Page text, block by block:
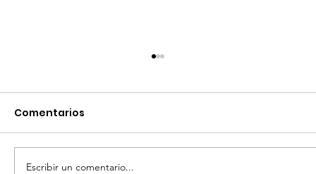
Comentarios
Escribir un comentario...